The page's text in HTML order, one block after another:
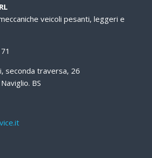
veicoli pesanti, leggeri e
seconda traversa, 26
BS